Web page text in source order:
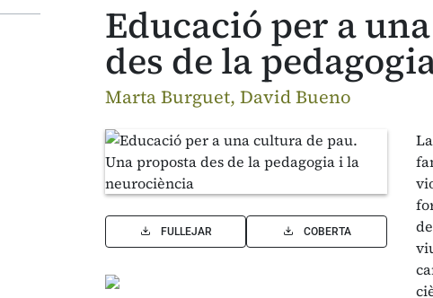
Educació per a
des de la
Marta Burguet, David Bueno
FULLEJAR COBERTA